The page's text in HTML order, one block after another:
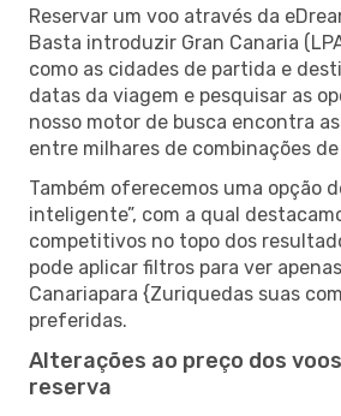
Reservar um voo através da
Basta introduzir Gran Canaria
como as cidades de partida e
datas da viagem e pesquisar as
nosso motor de busca encontra
entre milhares de combinações
Também oferecemos uma opção
inteligente”, com a qual
competitivos no topo dos
pode aplicar filtros para ver
Canariapara {Zuriquedas suas
preferidas.
Alterações ao preço dos
reserva